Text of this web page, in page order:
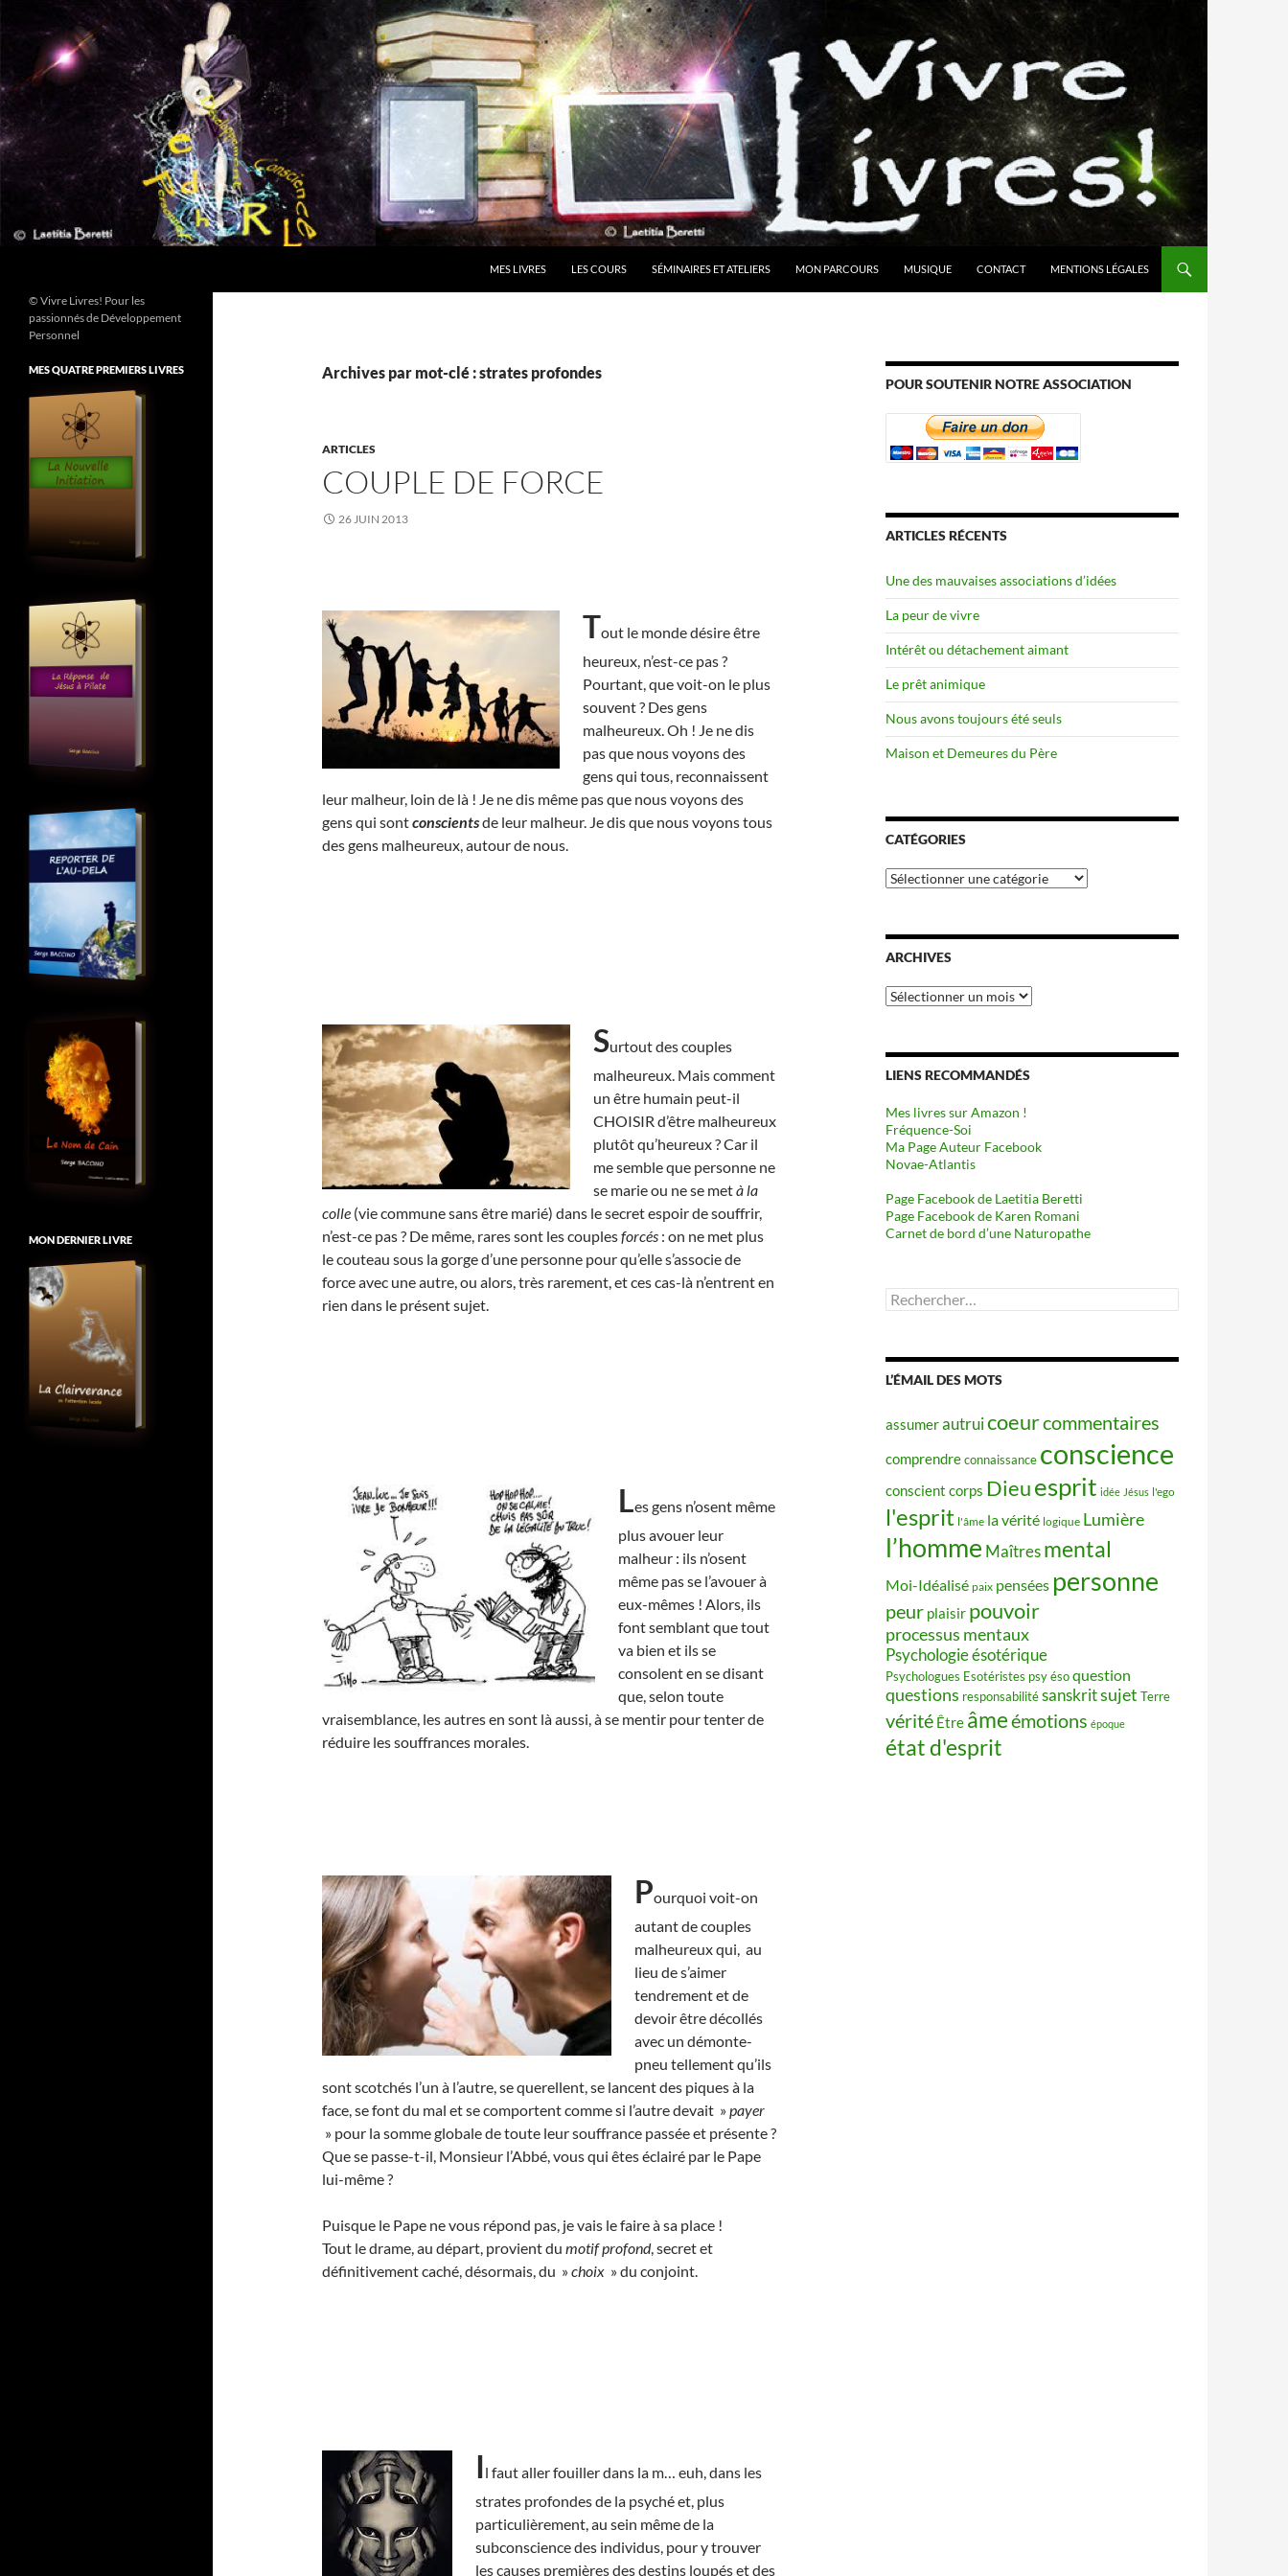
contenu
MES LIVRES LES COURS SÉMINAIRES ET ATELIERS MON PARCOURS MUSIQUE CONTACT MENTIONS LÉGALES
Archives par mot-clé : strates profondes
ARTICLES
COUPLE DE FORCE
26 JUIN 2013
Tout le monde désire être
heureux, n’est-ce pas ?
Pourtant, que voit-on le plus
souvent ? Des gens
malheureux. Oh ! Je ne dis
pas que nous voyons des
gens qui tous, reconnaissent
leur malheur, loin de là ! Je ne dis même pas que nous voyons des
gens qui sontconscientsde leur malheur. Je dis que nous voyons tous
des gens malheureux, autour de nous.
Surtout des couples
malheureux. Mais comment
un être humain peut-il
CHOISIR d’être malheureux
plutôt qu’heureux ? Car il
me semble que personne ne
se marie ou ne se metà la
colle (vie commune sans être marié) dans le secret espoir de souffrir,
n’est-ce pas ? De même, rares sont les couplesforcés : on ne met plus
le couteau sous la gorge d’une personne pour qu’elle s’associe de
force avec une autre, ou alors, très rarement, et ces cas-là n’entrent en
rien dans le présent sujet.
Les gens n’osent même
plus avouer leur
malheur : ils n’osent
même pas se l’avouer à
eux-mêmes ! Alors, ils
font semblant que tout
va bien et ils se
consolent en se disant
que, selon toute
vraisemblance, les autres en sont là aussi, à se mentir pour tenter de
réduire les souffrances morales.
Pourquoi voit-on
autant de couples
malheureux qui, au
lieu de s’aimer
tendrement et de
devoir être décollés
avec un démonte-
pneu tellement qu’ils
sont scotchés l’un à l’autre, se querellent, se lancent des piques à la
face, se font du mal et se comportent comme si l’autre devait »payer
» pour la somme globale de toute leur souffrance passée et présente ?
Que se passe-t-il, Monsieur l’Abbé, vous qui êtes éclairé par le Pape
lui-même ?
Puisque le Pape ne vous répond pas, je vais le faire à sa place !
Tout le drame, au départ, provient du motif profond, secret et
définitivement caché, désormais, du »choix » du conjoint.
Il faut aller fouiller dans la m… euh, dans les
strates profondes de la psyché et, plus
particulièrement, au sein même de la
subconscience des individus, pour y trouver
les causes premièresdes destins loupés et des
POUR SOUTENIR NOTRE ASSOCIATION
ARTICLES RÉCENTS
Une des mauvaises associations d’idées
La peur de vivre
Intérêt ou détachement aimant
Le prêt animique
Nous avons toujours été seuls
Maison et Demeures du Père
CATÉGORIES
Catégories
ARCHIVES
Archives
LIENS RECOMMANDÉS
Mes livres sur Amazon !
Fréquence-Soi
Ma Page Auteur Facebook
Novae-Atlantis
Page Facebook de Laetitia Beretti
Page Facebook de Karen Romani
Carnet de bord d’une Naturopathe
Rechercher :
L’ÉMAIL DES MOTS
assumerautruicoeurcommentaires
comprendreconnaissance conscience
conscient corps Dieuesprit idée Jésus l'ego
l'esprit l'âme la vérité logique Lumière
l’homme Maîtres mental
Moi-Idéalisé paix pensées personne
peur plaisir pouvoir
processus mentaux
Psychologie ésotérique
Psychologues Esotéristes psy ésoquestion
questions responsabilitésanskritsujet Terre
vérité Être âmeémotions époque
état d'esprit
© Vivre Livres! Pour les
passionnés de Développement
Personnel
MES QUATRE PREMIERS LIVRES
MON DERNIER LIVRE